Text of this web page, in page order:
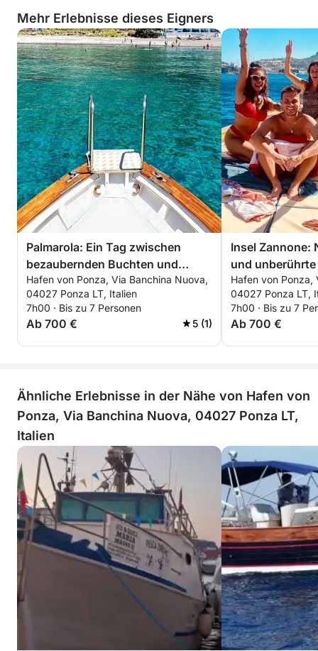
Mehr Erlebnisse dieses Eigners
Palmarola: Ein Tag zwischen
bezaubernden Buchten und
majestätischen Faraglioni
Hafen von Ponza, Via Banchina Nuova,
04027 Ponza LT, Italien
7h00 · Bis zu 7 Personen
Ab 700 € 5 (1)
Insel Zannone:
und unberührte
Hafen von Ponza,
04027 Ponza LT,
7h00 · Bis zu 7
Ab 700 €
Ähnliche Erlebnisse in der Nähe von Hafen von
Ponza, Via Banchina Nuova, 04027 Ponza LT,
Italien